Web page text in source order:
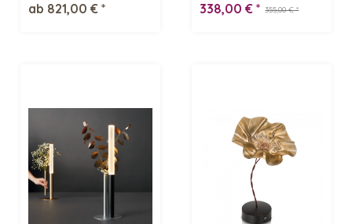
ab 821,00 € *
355,00 € *
338,00 € *